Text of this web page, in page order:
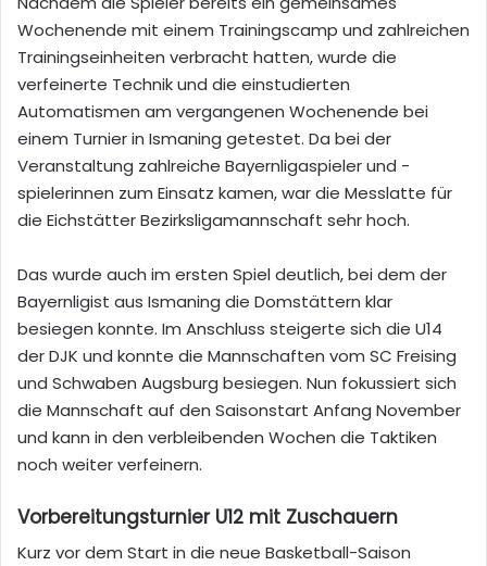
Wochenende mit einem Trainingscamp und zahlreichen
Trainingseinheiten verbracht hatten, wurde die
verfeinerte Technik und die einstudierten
Automatismen am vergangenen Wochenende bei
einem Turnier in Ismaning getestet. Da bei der
Veranstaltung zahlreiche Bayernligaspieler und -
spielerinnen zum Einsatz kamen, war die Messlatte für
die Eichstätter Bezirksligamannschaft sehr hoch.
Das wurde auch im ersten Spiel deutlich, bei dem der
Bayernligist aus Ismaning die Domstättern klar
besiegen konnte. Im Anschluss steigerte sich die U14
der DJK und konnte die Mannschaften vom SC Freising
und Schwaben Augsburg besiegen. Nun fokussiert sich
die Mannschaft auf den Saisonstart Anfang November
und kann in den verbleibenden Wochen die Taktiken
noch weiter verfeinern.
Vorbereitungsturnier U12 mit Zuschauern
Kurz vor dem Start in die neue Basketball-Saison